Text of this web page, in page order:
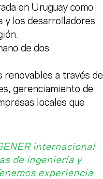
en Uruguay como
y los desarrolladores
de dos
renovables a través de
gerenciamiento de
locales que
internacional
de ingeniería y
experiencia